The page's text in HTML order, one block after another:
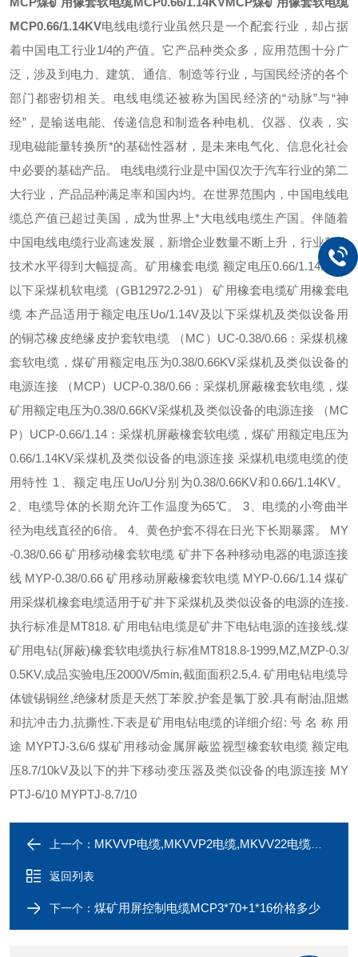
MCP0.66/1.14KV电线电缆行业虽然只是一个配套行业，却占据
着中国电工行业1/4的产值。它产品种类众多，应用范围十分广
泛，涉及到电力、建筑、通信、制造等行业，与国民经济的各个
部门都密切相关。电线电缆还被称为国民经济的“动脉”与“神
经”，是输送电能、传递信息和制造各种电机、仪器、仪表，实
现电磁能量转换所*的基础性器材，是未来电气化、信息化社会
中必要的基础产品。 电线电缆行业是中国仅次于汽车行业的第二
大行业，产品品种满足率和国内均。在世界范围内，中国电线电
缆总产值已超过美国，成为世界上*大电线电缆生产国。伴随着
中国电线电缆行业高速发展，新增企业数量不断上升，行业整体
技术水平得到大幅提高。矿用橡套电缆 额定电压0.66/1.14KV及
以下采煤机软电缆（GB12972.2-91） 矿用橡套电缆矿用橡套电
缆 本产品适用于额定电压Uo/1.14V及以下采煤机及类似设备用
的铜芯橡皮绝缘皮护套软电缆 （MC）UC-0.38/0.66：采煤机橡
套软电缆，煤矿用额定电压为0.38/0.66KV采煤机及类似设备的
电源连接 （MCP）UCP-0.38/0.66：采煤机屏蔽橡套软电缆，煤
矿用额定电压为0.38/0.66KV采煤机及类似设备的电源连接 （MC
P）UCP-0.66/1.14：采煤机屏蔽橡套软电缆，煤矿用额定电压为
0.66/1.14KV采煤机及类似设备的电源连接 采煤机电缆电缆的使
用特性 1、额定电压Uo/U分别为0.38/0.66KV和0.66/1.14KV。
2、电缆导体的长期允许工作温度为65℃。 3、电缆的小弯曲半
径为电线直径的6倍。 4、黄色护套不得在日光下长期暴露。 MY
-0.38/0.66 矿用移动橡套软电缆 矿井下各种移动电器的电源连接
线 MYP-0.38/0.66 矿用移动屏蔽橡套软电缆 MYP-0.66/1.14 煤矿
用采煤机橡套电缆适用于矿井下采煤机及类似设备的电源的连接.
执行标准是MT818. 矿用电钻电缆是矿井下电钻电源的连接线.煤
矿用电钻(屏蔽)橡套软电缆执行标准MT818.8-1999,MZ,MZP-0.3/
0.5KV,成品实验电压2000V/5min,截面面积2.5,4. 矿用电钻电缆导
体镀锡铜丝,绝缘材质是天然丁苯胶,护套是氯丁胶.具有耐油,阻燃
和抗冲击力,抗撕性.下表是矿用电钻电缆的详细介绍: 号 名 称 用
途 MYPTJ-3.6/6 煤矿用移动金属屏蔽监视型橡套软电缆 额定电
压8.7/10kV及以下的井下移动变压器及类似设备的电源连接 MY
PTJ-6/10 MYPTJ-8.7/10
上一个： MKVVP电缆,MKVVP2电缆,MKVV22电缆价格
返回列表
下一个： 煤矿用屏控制电缆MCP3*70+1*16价格多少